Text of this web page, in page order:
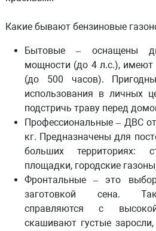
Какие бывают бензиновые
Бытовые – оснащены
мощности (до 4 л.с.), имеют
(до 500 часов).
использования в личных
подстричь траву перед
Профессиональные – ДВС
кг. Предназначены для
больших территориях:
площадки, городские
Фронтальные – это выбор
заготовкой сена.
справляются с
скашивают густые